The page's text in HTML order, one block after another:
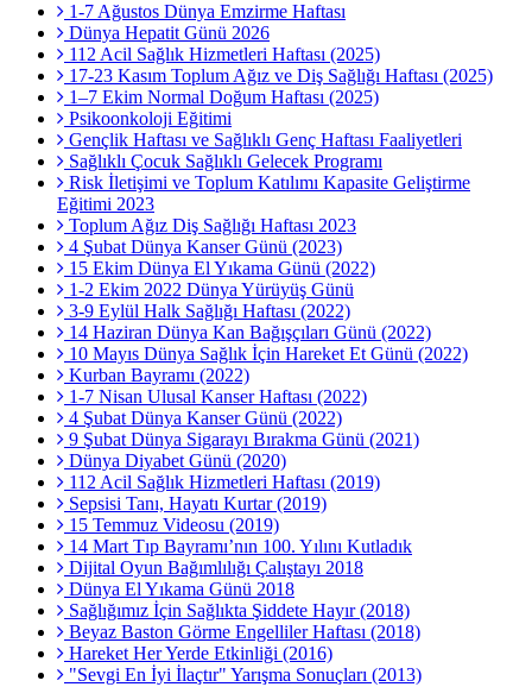
1-7 Ağustos Dünya Emzirme Haftası
Dünya Hepatit Günü 2026
112 Acil Sağlık Hizmetleri Haftası (2025)
17-23 Kasım Toplum Ağız ve Diş Sağlığı Haftası (2025)
1–7 Ekim Normal Doğum Haftası (2025)
Psikoonkoloji Eğitimi
Gençlik Haftası ve Sağlıklı Genç Haftası Faaliyetleri
Sağlıklı Çocuk Sağlıklı Gelecek Programı
Risk İletişimi ve Toplum Katılımı Kapasite Geliştirme
Eğitimi 2023
Toplum Ağız Diş Sağlığı Haftası 2023
4 Şubat Dünya Kanser Günü (2023)
15 Ekim Dünya El Yıkama Günü (2022)
1-2 Ekim 2022 Dünya Yürüyüş Günü
3-9 Eylül Halk Sağlığı Haftası (2022)
14 Haziran Dünya Kan Bağışçıları Günü (2022)
10 Mayıs Dünya Sağlık İçin Hareket Et Günü (2022)
Kurban Bayramı (2022)
1-7 Nisan Ulusal Kanser Haftası (2022)
4 Şubat Dünya Kanser Günü (2022)
9 Şubat Dünya Sigarayı Bırakma Günü (2021)
Dünya Diyabet Günü (2020)
112 Acil Sağlık Hizmetleri Haftası (2019)
Sepsisi Tanı, Hayatı Kurtar (2019)
15 Temmuz Videosu (2019)
14 Mart Tıp Bayramı’nın 100. Yılını Kutladık
Dijital Oyun Bağımlılığı Çalıştayı 2018
Dünya El Yıkama Günü 2018
Sağlığımız İçin Sağlıkta Şiddete Hayır (2018)
Beyaz Baston Görme Engelliler Haftası (2018)
Hareket Her Yerde Etkinliği (2016)
"Sevgi En İyi İlaçtır" Yarışma Sonuçları (2013)